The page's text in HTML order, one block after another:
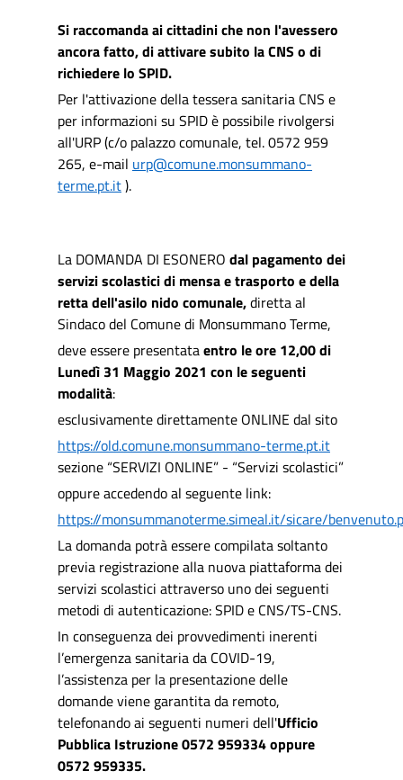
Si raccomanda ai cittadini che non l'avessero
ancora fatto, di attivare subito la CNS o di
richiedere lo SPID.
Per l'attivazione della tessera sanitaria CNS e
per informazioni su SPID è possibile rivolgersi
all'URP (c/o palazzo comunale, tel. 0572 959
265, e-mail urp@comune.monsummano-
terme.pt.it).
La DOMANDA DI ESONERO dal pagamento dei
servizi scolastici di mensa e trasporto e della
retta dell'asilo nido comunale,diretta al
Sindaco del Comune di Monsummano Terme,
deve essere presentataentro le ore 12,00 di
Lunedì 31 Maggio 2021 con le seguenti
modalità:
esclusivamente direttamente ONLINE dal sito
https://old.comune.monsummano-terme.pt.it
sezione “SERVIZI ONLINE” - “Servizi scolastici”
oppure accedendo al seguente link:
https://monsummanoterme.simeal.it/sicare/
La domanda potrà essere compilata soltanto
previa registrazione alla nuova piattaforma dei
servizi scolastici attraverso uno dei seguenti
metodi di autenticazione: SPID e CNS/TS-CNS.
In conseguenza dei provvedimenti inerenti
l’emergenza sanitaria da COVID-19,
l’assistenza per la presentazione delle
domande viene garantita da remoto,
telefonando ai seguenti numeri dell'Ufficio
Pubblica Istruzione 0572 959334 oppure
0572 959335.